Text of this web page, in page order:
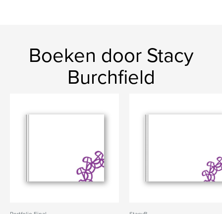
Boeken door Stacy
Burchfield